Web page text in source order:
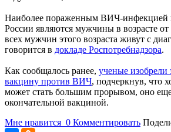
Наиболее пораженным ВИЧ-инфекцией
России являются мужчины в возрасте от
всех мужчин этого возраста живут с
говорится в докладе Роспотребнадзора.
Как сообщалось ранее, ученые
вакцину против ВИЧ, подчеркнув, что
может стать большим прорывом, оно еще
окончательной вакциной.
Мне нравится 0 Комментировать